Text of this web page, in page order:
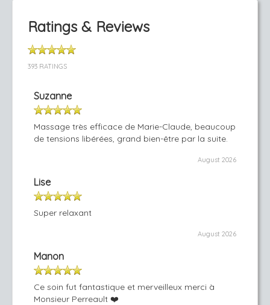
Ratings & Reviews
393 RATINGS
Suzanne
Massage très efficace de Marie-Claude, beaucoup
de tensions libérées, grand bien-être par la suite.
August 2026
Lise
Super relaxant
August 2026
Manon
Ce soin fut fantastique et merveilleux merci à
Monsieur Perreault ❤️